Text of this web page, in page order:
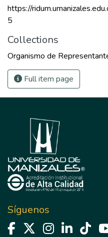
https://
5
Collections
Organismo de
Full item page
Síguenos